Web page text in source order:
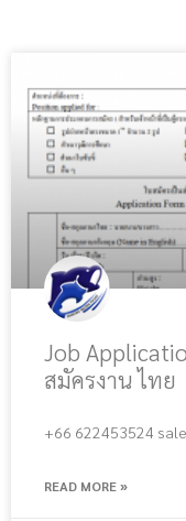
Job
สมัครงาน ไทย
+66 622453524
READ MORE »